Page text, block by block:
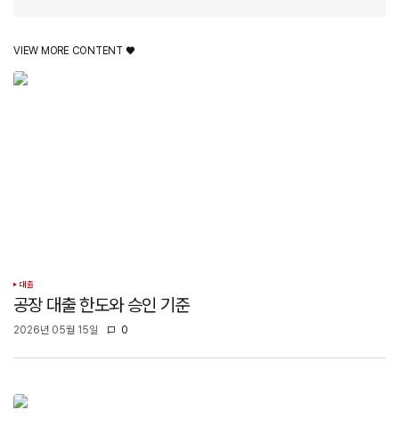
VIEW MORE CONTENT ♥️
대출
공장 대출 한도와 승인 기준
2026년 05월 15일 0